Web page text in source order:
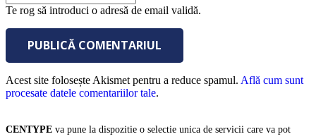
Te rog să introduci o adresă de email validă.
PUBLICĂ COMENTARIUL
Acest site folosește Akismet pentru a reduce spamul. Află cum sunt
procesate datele comentariilor tale.
CENTYPE va pune la dispozitie o selectie unica de servicii care va pot